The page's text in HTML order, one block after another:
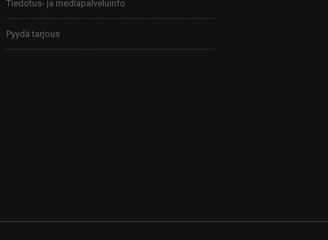
Tiedotus- ja mediapalveluinfo
Pyydä tarjous